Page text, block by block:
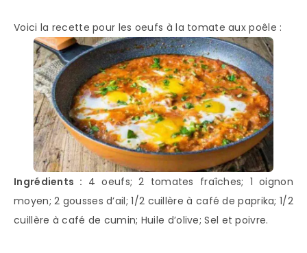
Voici la recette pour les oeufs à la tomate aux poêle :
Ingrédients : 4 oeufs; 2 tomates fraîches; 1 oignon
moyen; 2 gousses d’ail; 1/2 cuillère à café de paprika; 1/2
cuillère à café de cumin; Huile d’olive; Sel et poivre.